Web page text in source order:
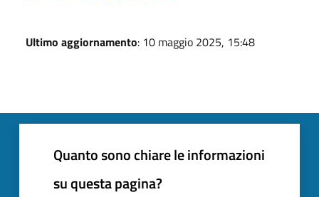
Ultimo aggiornamento: 10 maggio 2025, 15:48
Quanto sono chiare le informazioni
su questa pagina?